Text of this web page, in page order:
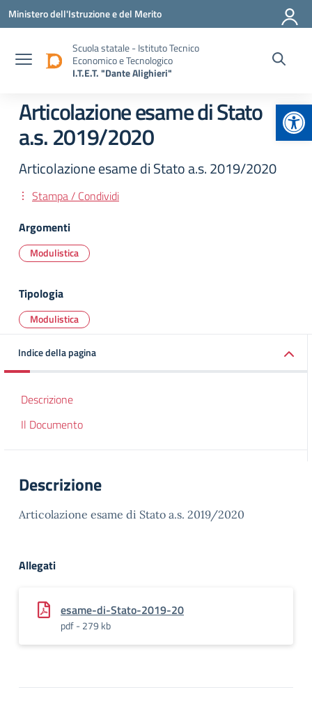
Vai ai contenuti
Vai al menu di navigazione
Vai al footer
Ministero dell'Istruzione e del Merito
Scuola statale - Istituto Tecnico
Economico e Tecnologico
I.T.E.T. "Dante Alighieri"
Articolazione esame di Stato
a.s. 2019/2020
Articolazione esame di Stato a.s. 2019/2020
Stampa / Condividi
Argomenti
Modulistica
Tipologia
Modulistica
Indice della pagina
Descrizione
Il Documento
Descrizione
Articolazione esame di Stato a.s. 2019/2020
Allegati
esame-di-Stato-2019-20
pdf - 279 kb